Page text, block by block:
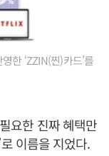
한 ‘ZZIN(찐)카드’를
요한 진짜 혜택만
이름을 지었다.